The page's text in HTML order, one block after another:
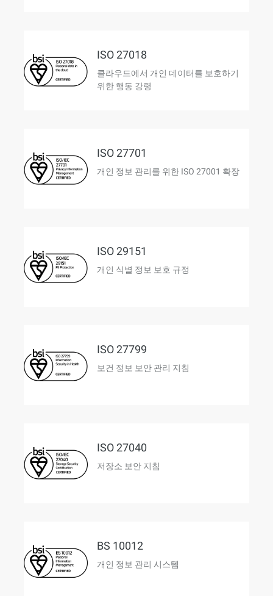
ISO 27018
클라우드에서 개인 데이터를 보호하기
위한 행동 강령
ISO 27701
개인 정보 관리를 위한 ISO 27001 확장
ISO 29151
개인 식별 정보 보호 규정
ISO 27799
보건 정보 보안 관리 지침
ISO 27040
저장소 보안 지침
BS 10012
개인 정보 관리 시스템